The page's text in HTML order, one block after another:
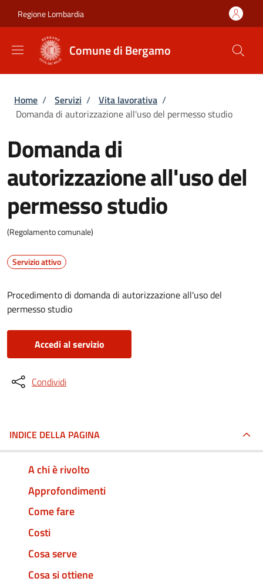
Regione Lombardia
Comune di Bergamo
Briciole di pane
Home / Servizi / Vita lavorativa /
Domanda di autorizzazione all'uso del permesso studio
Domanda di
autorizzazione all'uso del
permesso studio
(Regolamento comunale)
Servizio attivo
Procedimento di domanda di autorizzazione all'uso del
permesso studio
Accedi al servizio
Condividi
INDICE DELLA PAGINA
A chi è rivolto
Approfondimenti
Come fare
Costi
Cosa serve
Cosa si ottiene